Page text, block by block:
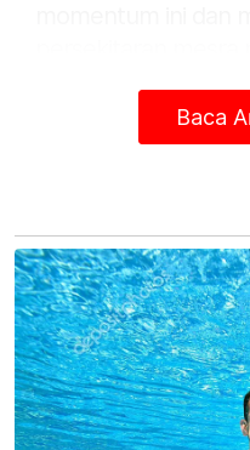
Malaysia 2025, di
Perdana Menteri,
dan Presiden
Baca